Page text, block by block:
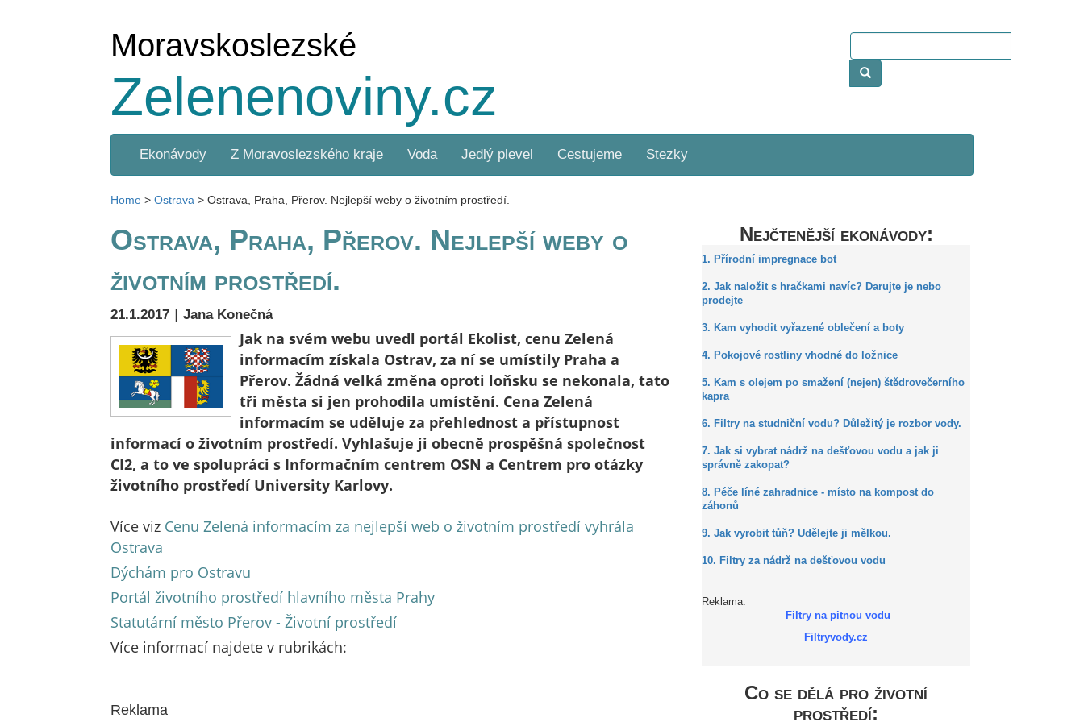
Moravskoslezské
Zelenenoviny.cz
Ekonávody Z Moravoslezského kraje Voda Jedlý plevel Cestujeme Stezky
Home > Ostrava > Ostrava, Praha, Přerov. Nejlepší weby o životním prostředí.
Ostrava, Praha, Přerov. Nejlepší weby o
životním prostředí.
21.1.2017 | Jana Konečná
Jak na svém webu uvedl portál Ekolist, cenu Zelená
informacím získala Ostrav, za ní se umístily Praha a
Přerov. Žádná velká změna oproti loňsku se nekonala, tato
tři města si jen prohodila umístění. Cena Zelená
informacím se uděluje za přehlednost a přístupnost
informací o životním prostředí. Vyhlašuje ji obecně prospěšná společnost
CI2, a to ve spolupráci s Informačním centrem OSN a Centrem pro otázky
životního prostředí University Karlovy.
Více viz Cenu Zelená informacím za nejlepší web o životním prostředí vyhrála
Ostrava
Dýchám pro Ostravu
Portál životního prostředí hlavního města Prahy
Statutární město Přerov - Životní prostředí
Více informací najdete v rubrikách:
Reklama
Nejčtenější ekonávody:
1. Přírodní impregnace bot
2. Jak naložit s hračkami navíc? Darujte je nebo
prodejte
3. Kam vyhodit vyřazené oblečení a boty
4. Pokojové rostliny vhodné do ložnice
5. Kam s olejem po smažení (nejen) štědrovečerního
kapra
6. Filtry na studniční vodu? Důležitý je rozbor vody.
7. Jak si vybrat nádrž na dešťovou vodu a jak ji
správně zakopat?
8. Péče líné zahradnice - místo na kompost do
záhonů
9. Jak vyrobit tůň? Udělejte ji mělkou.
10. Filtry za nádrž na dešťovou vodu
Reklama:
Filtry na pitnou vodu
Filtryvody.cz
Co se dělá pro životní
prostředí: